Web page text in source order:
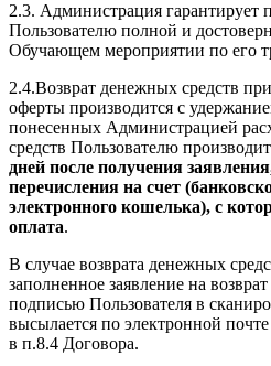
2.3. Администрация гарантирует
Пользователю полной и
Обучающем мероприятии по его
2.4.Возврат денежных средств
оферты производится с
понесенных Администрацией
средств Пользователю
дней после получения
перечисления на счет
электронного кошелька), с
оплата.
В случае возврата денежных
заполненное заявление на
подписью Пользователя в
высылается по электронной
в п.8.4 Договора.